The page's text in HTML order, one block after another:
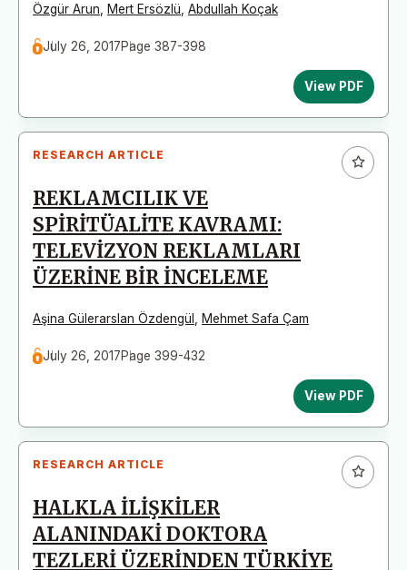
Özgür Arun Mert Ersözlü Abdullah Koçak
July 26, 2017Page 387-398
View PDF
RESEARCH ARTICLE
REKLAMCILIK VE
SPİRİTÜALİTE KAVRAMI:
TELEVİZYON REKLAMLARI
ÜZERİNE BİR İNCELEME
Aşina Gülerarslan Özdengül Mehmet Safa Çam
July 26, 2017Page 399-432
View PDF
RESEARCH ARTICLE
HALKLA İLİŞKİLER
ALANINDAKİ DOKTORA
TEZLERİ ÜZERİNDEN TÜRKİYE